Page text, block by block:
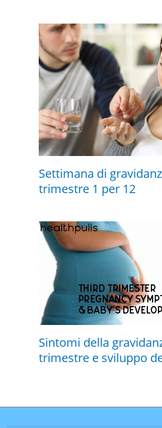
Settimana di
trimestre 1 per 12
Sintomi della
trimestre e sviluppo